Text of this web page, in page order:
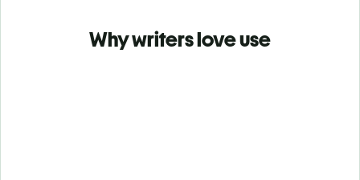
Why writers love use